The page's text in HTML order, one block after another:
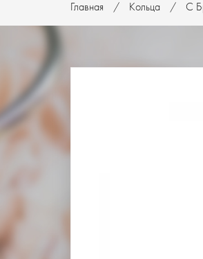
Главная Кольца С